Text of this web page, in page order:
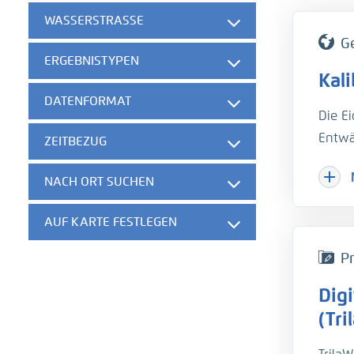
WASSERSTRASSE
ERGEBNISTYPEN
DATENFORMAT
ZEITBEZUG
NACH ORT SUCHEN
AUF KARTE FESTLEGEN
Die
der
die
Um